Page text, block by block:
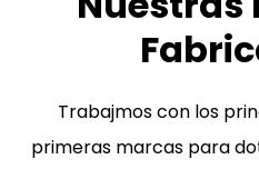
Trabajmos con los
primeras marcas para